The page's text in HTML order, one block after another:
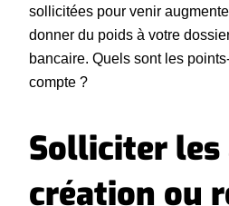
sollicitées pour venir
donner du poids à votre
bancaire. Quels sont les
compte ?
Solliciter les
création ou